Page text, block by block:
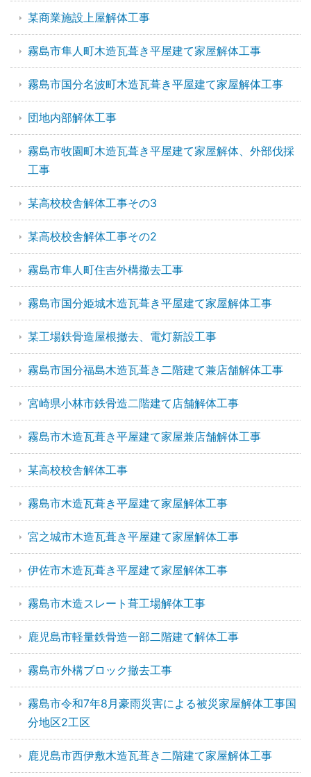
某商業施設上屋解体工事
霧島市隼人町木造瓦葺き平屋建て家屋解体工事
霧島市国分名波町木造瓦葺き平屋建て家屋解体工事
団地内部解体工事
霧島市牧園町木造瓦葺き平屋建て家屋解体、外部伐採
工事
某高校校舎解体工事その3
某高校校舎解体工事その2
霧島市隼人町住吉外構撤去工事
霧島市国分姫城木造瓦葺き平屋建て家屋解体工事
某工場鉄骨造屋根撤去、電灯新設工事
霧島市国分福島木造瓦葺き二階建て兼店舗解体工事
宮崎県小林市鉄骨造二階建て店舗解体工事
霧島市木造瓦葺き平屋建て家屋兼店舗解体工事
某高校校舎解体工事
霧島市木造瓦葺き平屋建て家屋解体工事
宮之城市木造瓦葺き平屋建て家屋解体工事
伊佐市木造瓦葺き平屋建て家屋解体工事
霧島市木造スレート葺工場解体工事
鹿児島市軽量鉄骨造一部二階建て解体工事
霧島市外構ブロック撤去工事
霧島市令和7年8月豪雨災害による被災家屋解体工事国
分地区2工区
鹿児島市西伊敷木造瓦葺き二階建て家屋解体工事